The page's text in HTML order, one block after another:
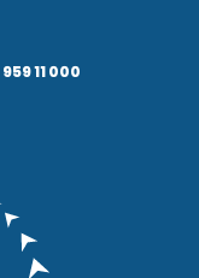
959 11 000